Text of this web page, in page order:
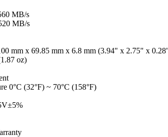
MB/s
MB/s
mm x 69.85 mm x 6.8 mm (3.94" x 2.75" x
oz)
0°C (32°F) ~ 70°C (158°F)